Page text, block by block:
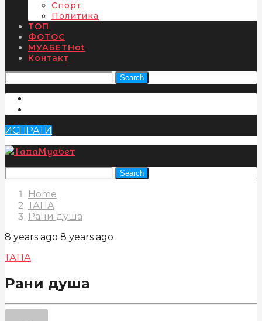
Спорт
Политика
ТОП
ФОТОС
МУАБЕТHot
Контакт
Search
ИСПРАТИ
Search
Home
ТАПА
Рани душа
8 years ago 8 years ago
ТАПА
Рани душа